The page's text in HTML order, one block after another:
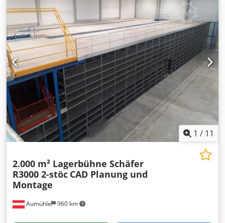
1 / 11
Aumühle 960 km
2.000 m² Lagerbühne Schäfer
R3000 2-stöc CAD Planung und
Montage